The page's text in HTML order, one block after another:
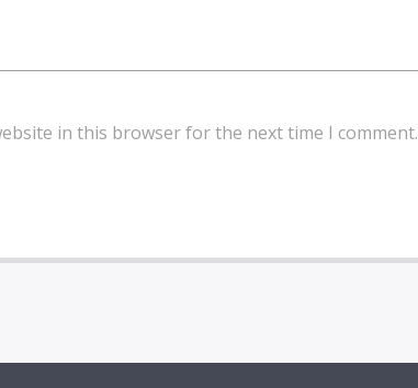
in this browser for the next time I comment.